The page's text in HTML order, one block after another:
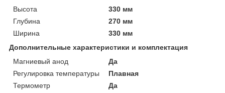
Высота
330 мм
Глубина
270 мм
Ширина
330 мм
Дополнительные характеристики и комплектация
Магниевый анод
Да
Регулировка температуры
Плавная
Термометр
Да